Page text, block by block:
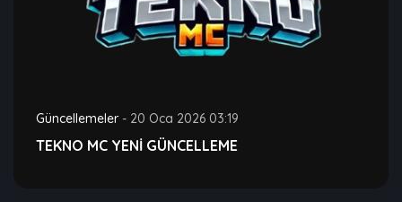
Güncellemeler - 20 Oca 2026 03:19
TEKNO MC YENİ GÜNCELLEME